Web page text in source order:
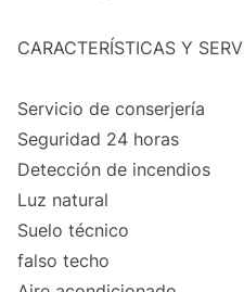
CARACTERÍSTICAS Y
Servicio de conserjería
Seguridad 24 horas
Detección de incendios
Luz natural
Suelo técnico
falso techo